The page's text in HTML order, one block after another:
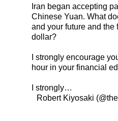
Iran began accepting
Chinese Yuan. What
and your future and the
dollar?
I strongly encourage
hour in your financial
I strongly…